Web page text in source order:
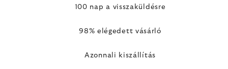
100 nap a visszaküldésre
98% elégedett vásárló
Azonnali kiszállítás